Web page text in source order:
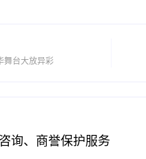
舞台大放异彩
询、商誉保护服务